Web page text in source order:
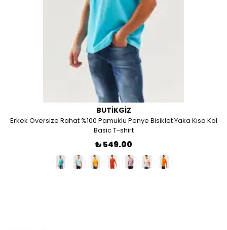
BUTIKGIZ
Erkek Oversize Rahat %100 Pamuklu Penye Bisiklet Yaka Kısa Kol
Basic T-shirt
₺ 549.00